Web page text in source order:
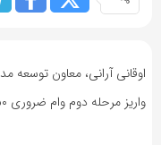
اوقانی آرانی، معاون توسعه
واریز مرحله دوم وام ضروری ۵۰ میلیون تومانی بازنشستگان مشمول خبر داد.